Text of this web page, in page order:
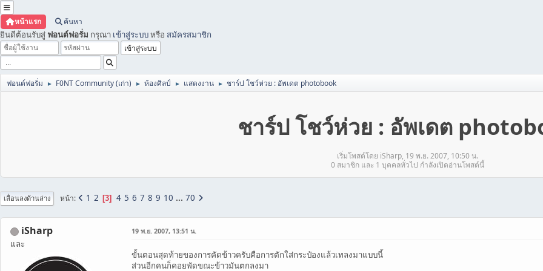
หน้าแรก ค้นหา
ยินดีต้อนรับสู่ ฟอนต์ฟอรั่ม กรุณา เข้าสู่ระบบหรือ สมัครสมาชิก
ฟอนต์ฟอรั่ม ► F0NT Community (เก่า) ► ห้องศิลป์ ► แสดงงาน ► ชาร์ป โชว์ห่วย : อัพเดต photobook
ชาร์ป โชว์ห่วย : อัพเดต
เริ่มโพสต์โดย iSharp, 19 พ.ย. 2007, 10:50 น.
0 สมาชิก และ 1 บุคคลทั่วไป กำลังเปิดอ่านโพสต์นี้
เลื่อนลงด้านล่าง หน้า 1 2 3 4 5 6 7 8 9 10 ... 70
iSharp
และ
19 พ.ย. 2007, 13:51 น.
ขั้นตอนสุดท้ายของการคัดข้าวครับคือการตักใส่กระป๋องแล้วเทลงมาแบบนี้
ส่วนอีกคนก็คอยพัดขณะข้าวมันตกลงมา